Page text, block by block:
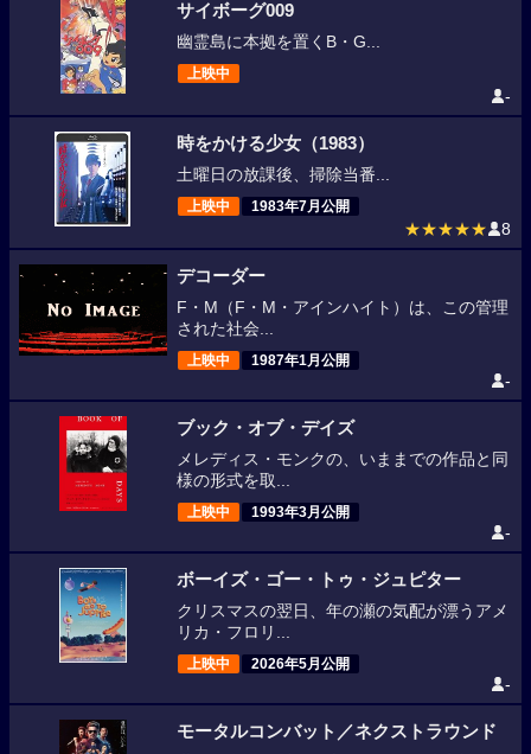
サイボーグ009
幽霊島に本拠を置くB・G...
上映中
-
時をかける少女（1983）
土曜日の放課後、掃除当番...
上映中 1983年7月公開
★★★★★ 8
デコーダー
F・M（F・M・アインハイト）は、この管理
された社会...
上映中 1987年1月公開
-
ブック・オブ・デイズ
メレディス・モンクの、いままでの作品と同
様の形式を取...
上映中 1993年3月公開
-
ボーイズ・ゴー・トゥ・ジュピター
クリスマスの翌日、年の瀬の気配が漂うアメ
リカ・フロリ...
上映中 2026年5月公開
-
モータルコンバット／ネクストラウンド